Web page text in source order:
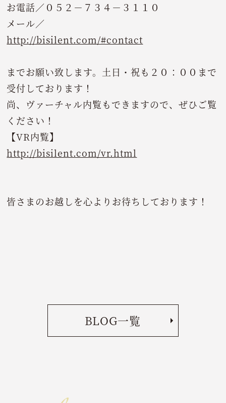
お電話／０５２－７３４－３１１０
メール／
http://bisilent.com/#contact
までお願い致します。土日・祝も２０：００まで
受付しております！
尚、ヴァーチャル内覧もできますので、ぜひご覧
ください！
【VR内覧】
http://bisilent.com/vr.html
皆さまのお越しを心よりお待ちしております！
BLOG一覧